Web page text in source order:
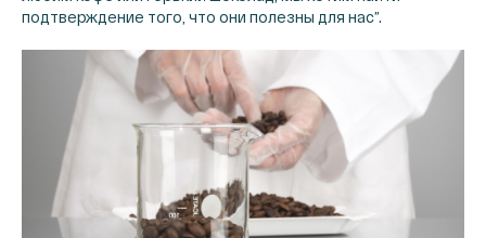
подтверждение того, что они полезны для нас”.